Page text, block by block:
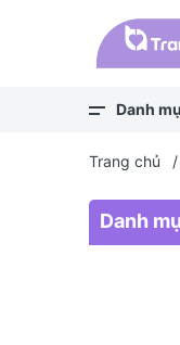
Danh
Trang chủ /
Danh